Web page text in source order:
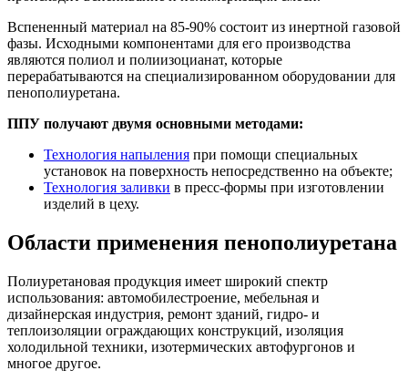
Вспененный материал на 85-90% состоит из инертной газовой
фазы. Исходными компонентами для его производства
являются полиол и полиизоцианат, которые
перерабатываются на специализированном оборудовании для
пенополиуретана.
ППУ получают двумя основными методами:
Технология напыления при помощи специальных
установок на поверхность непосредственно на объекте;
Технология заливки в пресс-формы при изготовлении
изделий в цеху.
Области применения пенополиуретана
Полиуретановая продукция имеет широкий спектр
использования: автомобилестроение, мебельная и
дизайнерская индустрия, ремонт зданий, гидро- и
теплоизоляции ограждающих конструкций, изоляция
холодильной техники, изотермических автофургонов и
многое другое.